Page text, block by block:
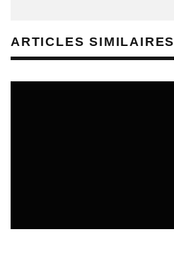
ARTICLES SIMILAIRES